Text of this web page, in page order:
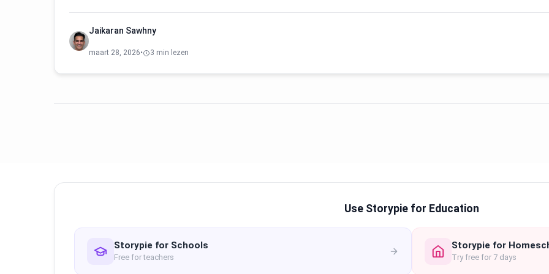
Jaikaran Sawhny
maart 28, 2026• 3 min lezen
Use Storypie for Education
Storypie for Schools
Free for teachers
Storypie for
Try free for 7 days